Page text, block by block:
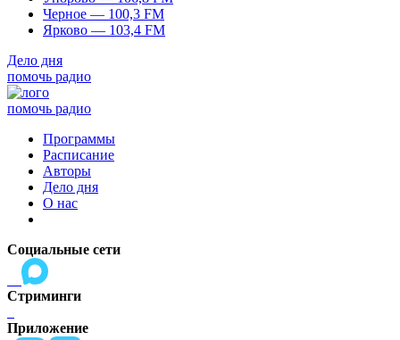
Черное — 100,3 FM
Ярково — 103,4 FM
Дело дня
помочь радио
помочь радио
Программы
Расписание
Авторы
Дело дня
О нас
Социальные сети
Стриминги
Приложение